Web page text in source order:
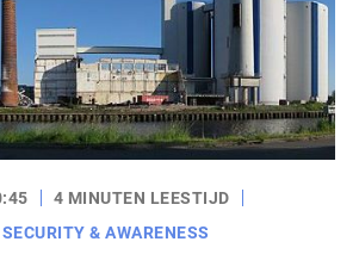
4 MINUTEN LEESTIJD
SECURITY & AWARENESS